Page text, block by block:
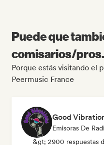
Puede que
comisarios/
Porque estás visitando el
Peermusic France
Good
Emisoras De
&gt; 2900 respuestas